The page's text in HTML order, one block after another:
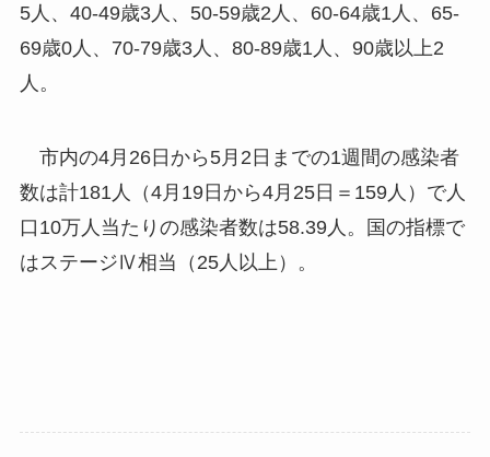
5人、40-49歳3人、50-59歳2人、60-64歳1人、65-
69歳0人、70-79歳3人、80-89歳1人、90歳以上2
人。
市内の4月26日から5月2日までの1週間の感染者
数は計181人（4月19日から4月25日＝159人）で人
口10万人当たりの感染者数は58.39人。国の指標で
はステージⅣ相当（25人以上）。